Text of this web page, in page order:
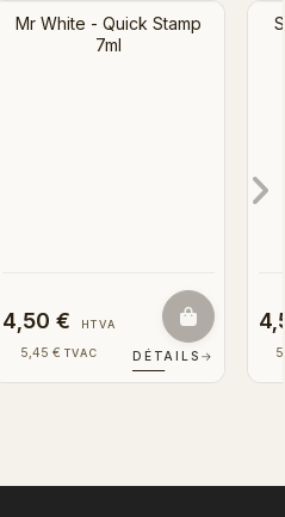
Sicilian Orange - Quick
Stamp 7ml
4,50 €
TVAC